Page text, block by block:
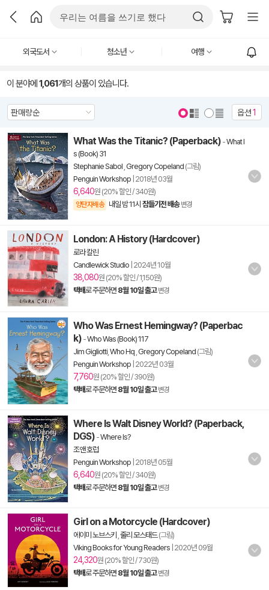
외국도서 청소년 여행
이 분야에 1,061개의 상품이 있습니다.
옵션1
What Was the Titanic? (Paperback) -What I
s (Book) 31
Stephanie Sabol Gregory Copeland (그림)
Penguin Workshop 2018년 03월
6,640원 (20% 할인 / 340원)
양탄자배송 내일 밤 11시 잠들기전 배송 변경
London: A History (Hardcover)
로라 칼린
Candlewick Studio 2024년 10월
38,080원 (20% 할인 / 1,150원)
택배로 주문하면 8월 10일 출고 변경
Who Was Ernest Hemingway? (Paperbac
k) -Who Was (Book) 117
Jim Gigliotti Who Hq Gregory Copeland (그림)
Penguin Workshop 2022년 03월
7,760원 (20% 할인 / 390원)
택배로 주문하면 8월 10일 출고 변경
Where Is Walt Disney World? (Paperback,
DGS) -Where Is?
조앤 호럽
Penguin Workshop 2018년 05월
6,640원 (20% 할인 / 340원)
택배로 주문하면 8월 10일 출고 변경
Girl on a Motorcycle (Hardcover)
에이미 노브스키 줄리 모스태드(그림)
Viking Books for Young Readers 2020년 09월
24,320원 (20% 할인 / 730원)
택배로 주문하면 8월 10일 출고 변경